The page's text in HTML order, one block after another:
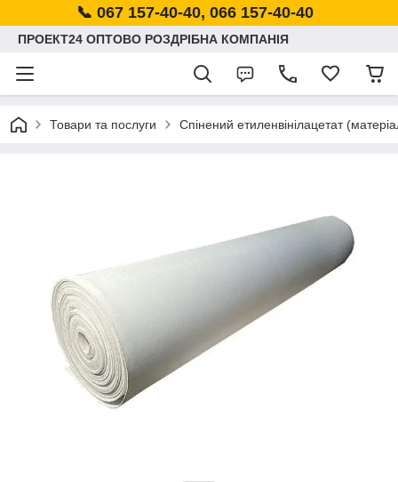
📞 067 157-40-40, 066 157-40-40
ПРОЕКТ24 ОПТОВО РОЗДРІБНА КОМПАНІЯ
Товари та послуги Спінений етиленвінілацетат